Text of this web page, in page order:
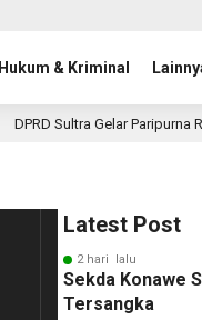
Hukum & Kriminal
DPRD Sultra Gelar Paripurna
Latest Post
2 hari lalu
Sekda Konawe
Tersangka